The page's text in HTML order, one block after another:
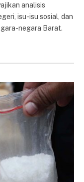
analisis
isu-isu sosial, dan
negara Barat.